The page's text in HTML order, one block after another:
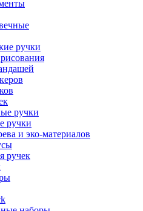
ручки
ручки
ручки
и эко-материалов
ручек